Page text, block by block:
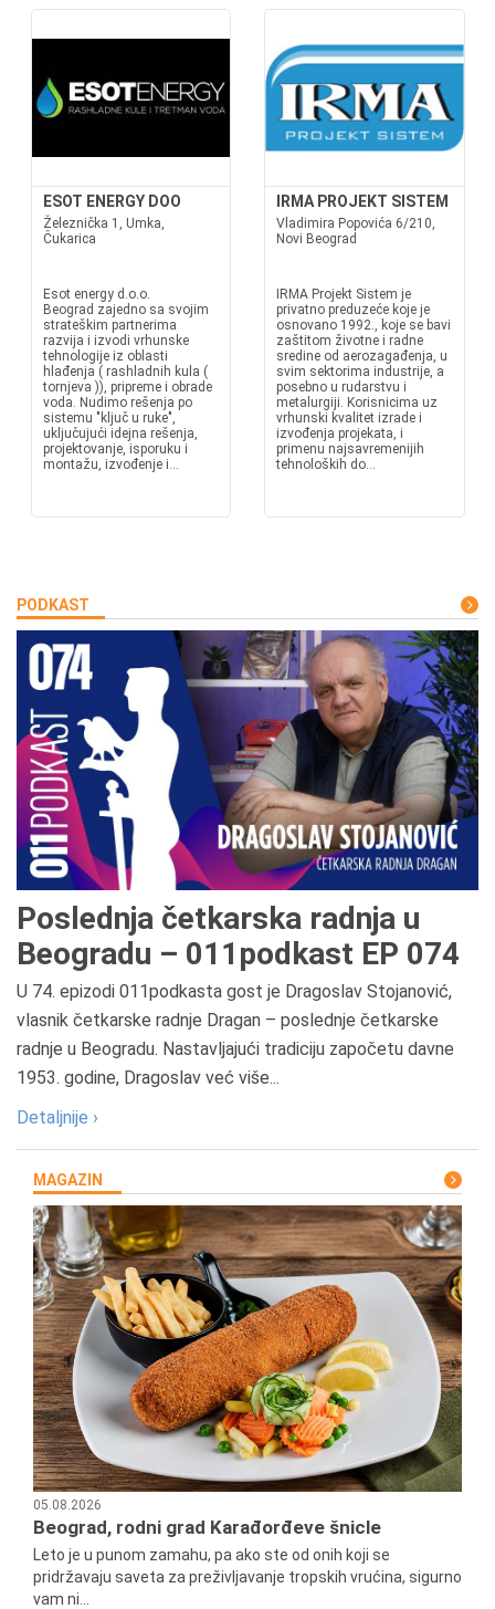
ESOT ENERGY DOO
Železnička 1, Umka,
Čukarica
Esot energy d.o.o.
Beograd zajedno sa svojim
strateškim partnerima
razvija i izvodi vrhunske
tehnologije iz oblasti
hlađenja ( rashladnih kula (
tornjeva )), pripreme i obrade
voda. Nudimo rešenja po
sistemu "ključ u ruke",
uključujući idejna rešenja,
projektovanje, isporuku i
montažu, izvođenje i...
IRMA PROJEKT SISTEM
Vladimira Popovića 6/210,
Novi Beograd
IRMA Projekt Sistem je
privatno preduzeće koje je
osnovano 1992., koje se bavi
zaštitom životne i radne
sredine od aerozagađenja, u
svim sektorima industrije, a
posebno u rudarstvu i
metalurgiji. Korisnicima uz
vrhunski kvalitet izrade i
izvođenja projekata, i
primenu najsavremenijih
tehnoloških do...
PODKAST
Poslednja četkarska radnja u
Beogradu – 011podkast EP 074
U 74. epizodi 011podkasta gost je Dragoslav Stojanović,
vlasnik četkarske radnje Dragan – poslednje četkarske
radnje u Beogradu. Nastavljajući tradiciju započetu davne
1953. godine, Dragoslav već više...
Detaljnije ›
MAGAZIN
05.08.2026
Beograd, rodni grad Karađorđeve šnicle
Leto je u punom zamahu, pa ako ste od onih koji se
pridržavaju saveta za preživljavanje tropskih vrućina, sigurno
vam ni...